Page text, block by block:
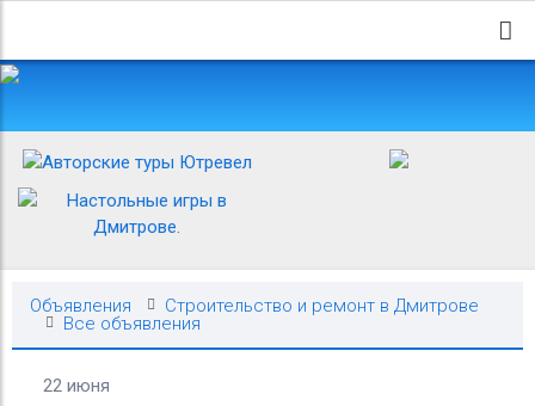
Объявления
Строительство и ремонт в Дмитрове
Все объявления
22 июня